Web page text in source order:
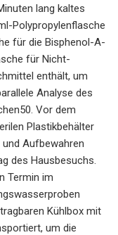
lang kaltes
Polypropylenflasche
für die Bisphenol-A-
für Nicht-
enthält, um
Analyse des
Vor dem
Plastikbehälter
Aufbewahren
des Hausbesuchs.
Termin im
Kühlbox mit
um die